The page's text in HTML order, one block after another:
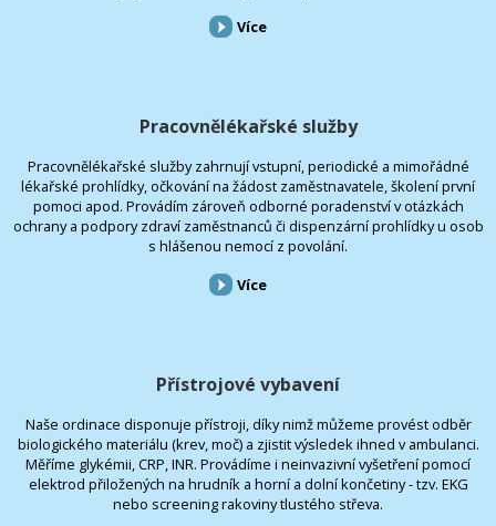
Více
Pracovnělékařské služby
Pracovnělékařské služby zahrnují vstupní, periodické a mimořádné
lékařské prohlídky, očkování na žádost zaměstnavatele, školení první
pomoci apod. Provádím zároveň odborné poradenství v otázkách
ochrany a podpory zdraví zaměstnanců či dispenzární prohlídky u osob
s hlášenou nemocí z povolání.
Více
Přístrojové vybavení
Naše ordinace disponuje přístroji, díky nimž můžeme provést odběr
biologického materiálu (krev, moč) a zjistit výsledek ihned v ambulanci.
Měříme glykémii, CRP, INR. Provádíme i neinvazivní vyšetření pomocí
elektrod přiložených na hrudník a horní a dolní končetiny - tzv. EKG
nebo screening rakoviny tlustého střeva.